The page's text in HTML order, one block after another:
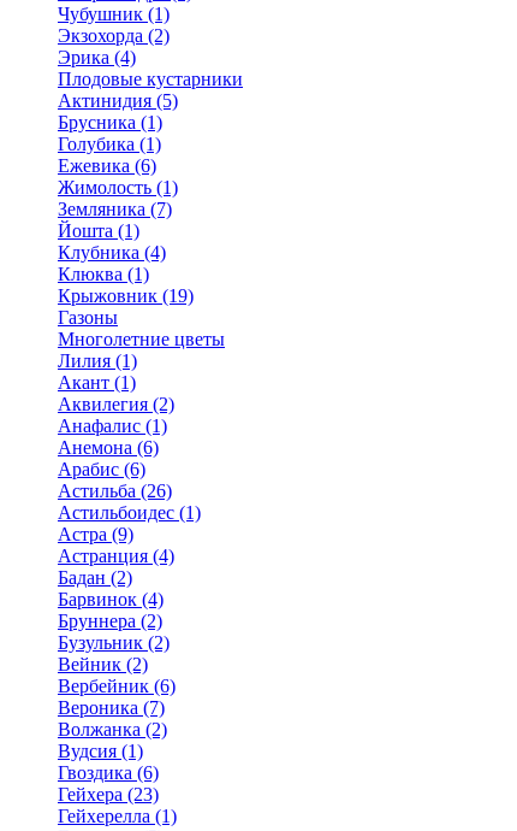
Чубушник (1)
Экзохорда (2)
Эрика (4)
Плодовые кустарники
Актинидия (5)
Брусника (1)
Голубика (1)
Ежевика (6)
Жимолость (1)
Земляника (7)
Йошта (1)
Клубника (4)
Клюква (1)
Крыжовник (19)
Газоны
Многолетние цветы
Лилия (1)
Акант (1)
Аквилегия (2)
Анафалис (1)
Анемона (6)
Арабис (6)
Астильба (26)
Астильбоидес (1)
Астра (9)
Астранция (4)
Бадан (2)
Барвинок (4)
Бруннера (2)
Бузульник (2)
Вейник (2)
Вербейник (6)
Вероника (7)
Волжанка (2)
Вудсия (1)
Гвоздика (6)
Гейхера (23)
Гейхерелла (1)